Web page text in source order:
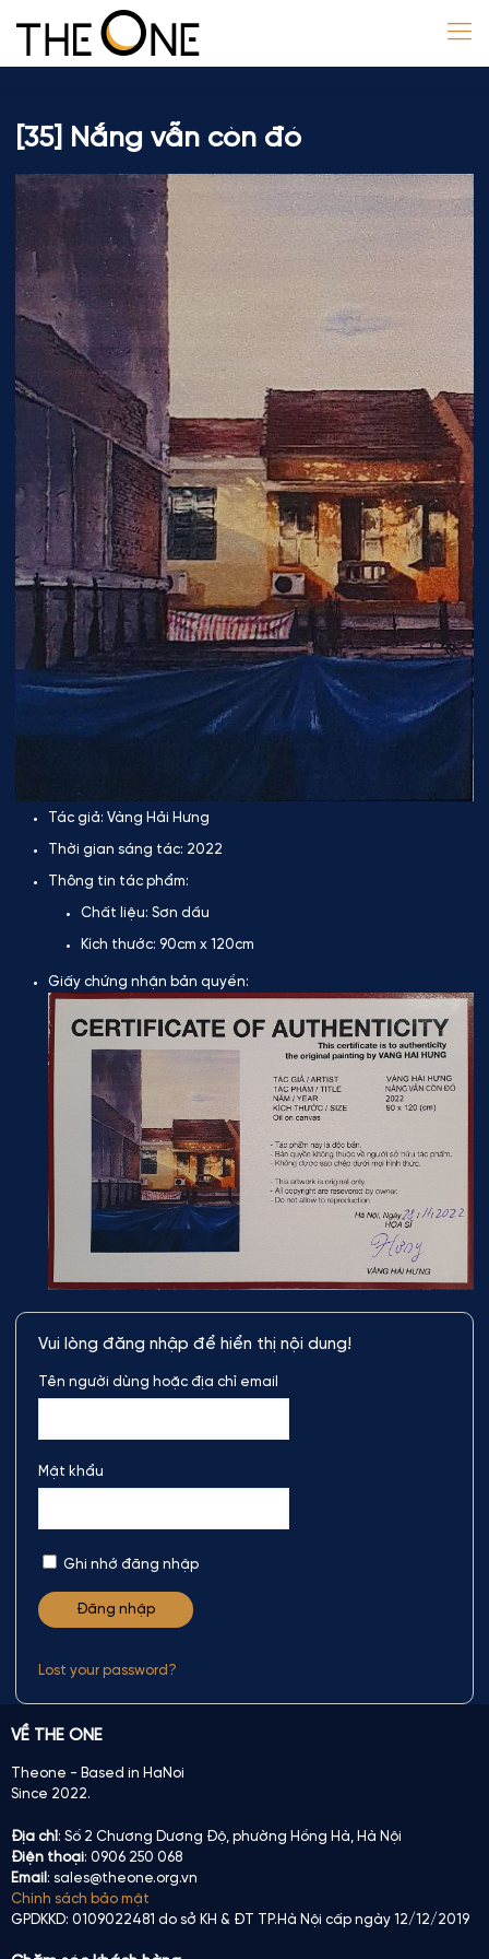
[35] Nắng vẫn còn đó
Tác giả: Vàng Hải Hưng
Thời gian sáng tác: 2022
Thông tin tác phẩm:
Chất liệu: Sơn dầu
Kích thước: 90cm x 120cm
Giấy chứng nhận bản quyền:
Vui lòng đăng nhập để hiển thị nội dung!
Tên người dùng hoặc địa chỉ email
Mật khẩu
Ghi nhớ đăng nhập
Lost your password?
VỀ THE ONE
Theone - Based in HaNoi
Since 2022.
Địa chỉ: Số 2 Chương Dương Độ, phường Hồng Hà, Hà Nội
Điện thoại: 0906 250 068
Email : sales@theone.org.vn
Chính sách bảo mật
GPDKKD: 0109022481 do sở KH & ĐT TP.Hà Nội cấp ngày 12/12/2019